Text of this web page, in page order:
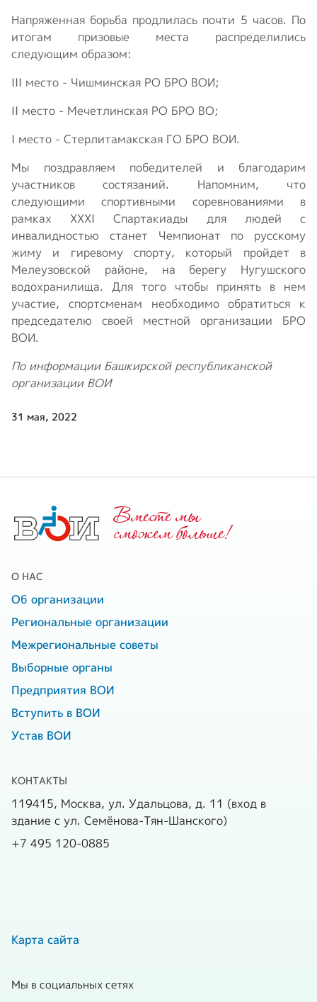
Напряженная борьба продлилась почти 5 часов. По
итогам призовые места распределились
следующим образом:
III место - Чишминская РО БРО ВОИ;
II место - Мечетлинская РО БРО ВО;
I место - Стерлитамакская ГО БРО ВОИ.
Мы поздравляем победителей и благодарим
участников состязаний. Напомним, что
следующими спортивными соревнованиями в
рамках XXXI Спартакиады для людей с
инвалидностью станет Чемпионат по русскому
жиму и гиревому спорту, который пройдет в
Мелеузовской районе, на берегу Нугушского
водохранилища. Для того чтобы принять в нем
участие, спортсменам необходимо обратиться к
председателю своей местной организации БРО
ВОИ.
По информации Башкирской республиканской
организации ВОИ
31 мая, 2022
Вместе мы
cможем больше!
О НАС
Об организации
Региональные организации
Межрегиональные советы
Выборные органы
Предприятия ВОИ
Вступить в ВОИ
Устав ВОИ
КОНТАКТЫ
119415, Москва, ул. Удальцова, д. 11 (вход в
здание с ул. Семёнова-Тян-Шанского)
+7 495 120-0885
Карта сайта
Мы в социальных сетях